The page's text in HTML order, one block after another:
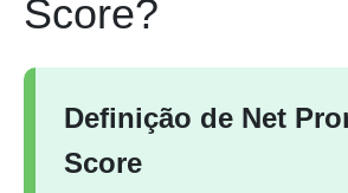
Score?
Definição de Net
Score